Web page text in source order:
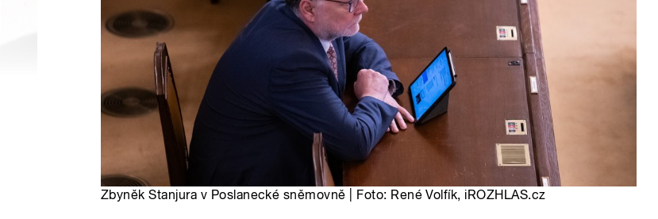
Zbyněk Stanjura v Poslanecké sněmovně | Foto: René Volfík, iROZHLAS.cz